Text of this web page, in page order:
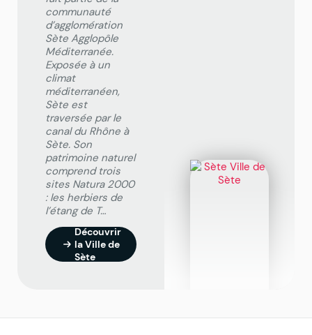
communauté
d’agglomération
Sète Agglopôle
Méditerranée.
Exposée à un
climat
méditerranéen,
Sète est
traversée par le
canal du Rhône à
Sète. Son
patrimoine naturel
comprend trois
sites Natura 2000
: les herbiers de
l’étang de T…
Découvrir
la Ville de
Sète